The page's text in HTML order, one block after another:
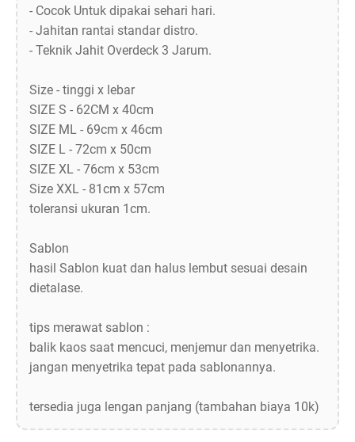
- Cocok Untuk dipakai sehari hari.
- Jahitan rantai standar distro.
- Teknik Jahit Overdeck 3 Jarum.
Size - tinggi x lebar
SIZE S - 62CM x 40cm
SIZE ML - 69cm x 46cm
SIZE L - 72cm x 50cm
SIZE XL - 76cm x 53cm
Size XXL - 81cm x 57cm
toleransi ukuran 1cm.
Sablon
hasil Sablon kuat dan halus lembut sesuai desain
dietalase.
tips merawat sablon :
balik kaos saat mencuci, menjemur dan menyetrika.
jangan menyetrika tepat pada sablonannya.
tersedia juga lengan panjang (tambahan biaya 10k)